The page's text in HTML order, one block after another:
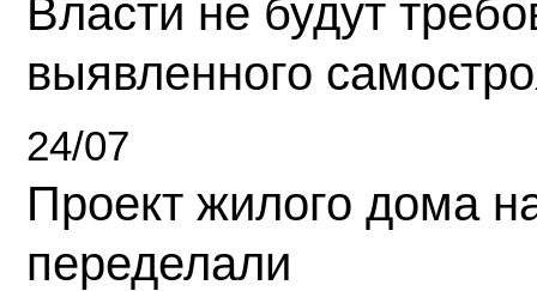
Власти не будут
выявленного
24/07
Проект жилого дома
переделали